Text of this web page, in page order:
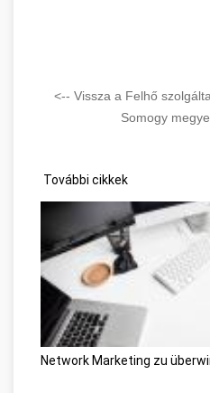
<-- Vissza a Felhő
Somogy
További cikkek
Network Marketing zu